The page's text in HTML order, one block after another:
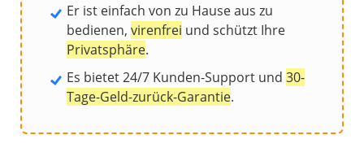
Er ist einfach von zu Hause aus zu
bedienen, virenfrei und schützt Ihre
Privatsphäre.
Es bietet 24/7 Kunden-Support und 30-
Tage-Geld-zurück-Garantie.